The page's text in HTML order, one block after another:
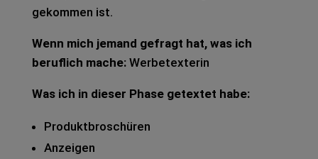
gekom­men ist.
Wenn mich jemand gefragt hat, was ich
beruf­lich mache:Wer­be­tex­te­rin
Was ich in die­ser Phase getex­tet habe:
Pro­dukt­bro­schü­ren
Anzei­gen